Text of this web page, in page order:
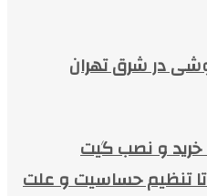
در شرق تهران
خرید و نصب گیت
تنظیم حساسیت و علت